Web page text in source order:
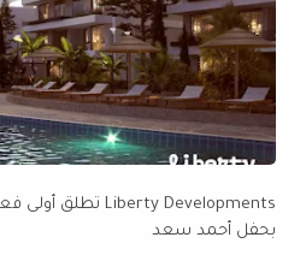
بحفل أحمد سعد